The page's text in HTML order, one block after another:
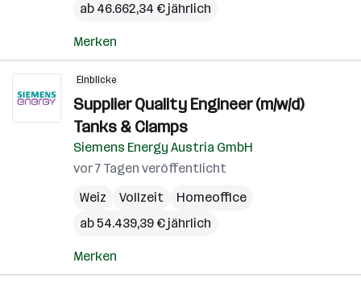
ab 46.662,34 € jährlich
Merken
Einblicke
Supplier Quality Engineer (m/w/d)
Tanks & Clamps
Siemens Energy Austria GmbH
vor 7 Tagen veröffentlicht
Weiz
Vollzeit
Homeoffice
ab 54.439,39 € jährlich
Merken